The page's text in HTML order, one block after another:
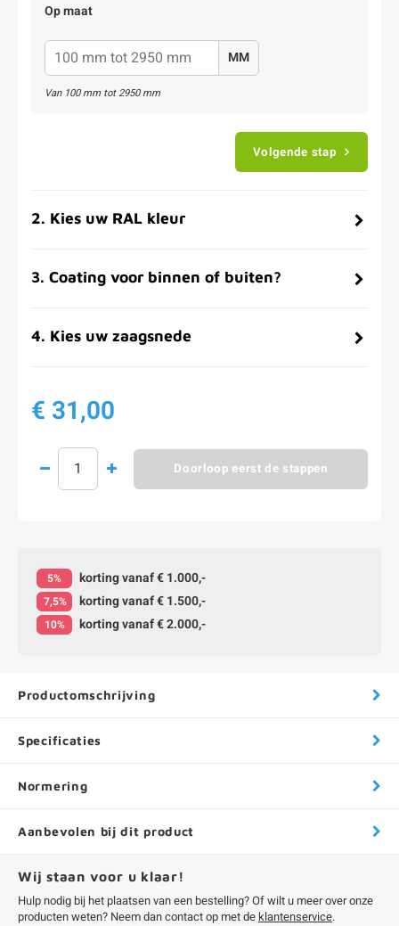
Op maat
MM
Van 100mm tot2950mm
Volgende stap
2. Kies uw RAL kleur
3. Coating voor binnen of buiten?
4. Kies uw zaagsnede
€ 31,00
Doorloop eerst de stappen
5% korting vanaf € 1.000,-
7,5% korting vanaf € 1.500,-
10% korting vanaf € 2.000,-
Productomschrijving
Specificaties
Normering
Aanbevolen bij dit product
Wij staan voor u klaar!
Hulp nodig bij het plaatsen van een bestelling? Of wilt u meer over onze
producten weten? Neem dan contact op met de klantenservice.